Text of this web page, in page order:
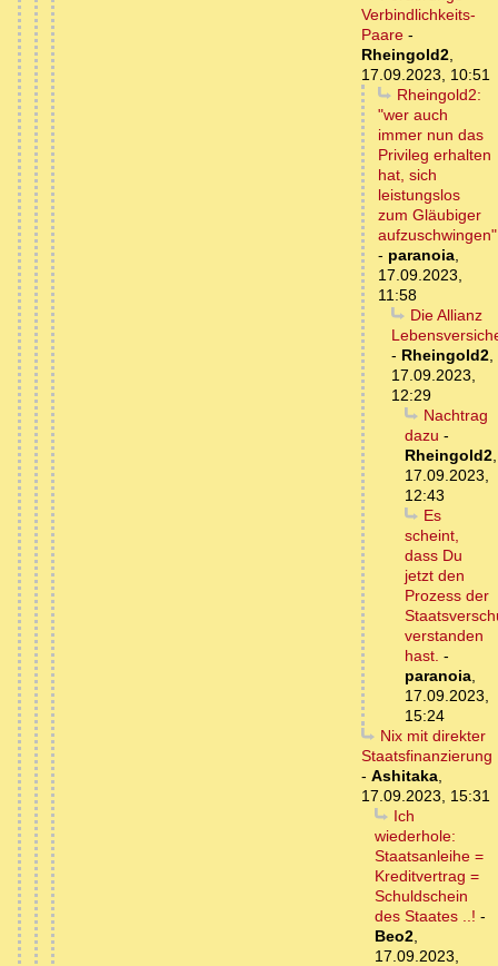
Verbindlichkeits-
Paare -
Rheingold2,
17.09.2023, 10:51
Rheingold2:
"wer auch
immer nun das
Privileg erhalten
hat, sich
leistungslos
zum Gläubiger
aufzuschwingen"
- paranoia,
17.09.2023,
11:58
Die Allianz
- Rheingold2,
17.09.2023,
12:29
Nachtrag
dazu -
Rheingold2,
17.09.2023,
12:43
Es
scheint,
dass Du
jetzt den
Prozess der
verstanden
hast. -
paranoia,
17.09.2023,
15:24
Nix mit direkter
Staatsfinanzierung
- Ashitaka,
17.09.2023, 15:31
Ich
wiederhole:
Staatsanleihe =
Kreditvertrag =
Schuldschein
des Staates ..! -
Beo2,
17.09.2023,